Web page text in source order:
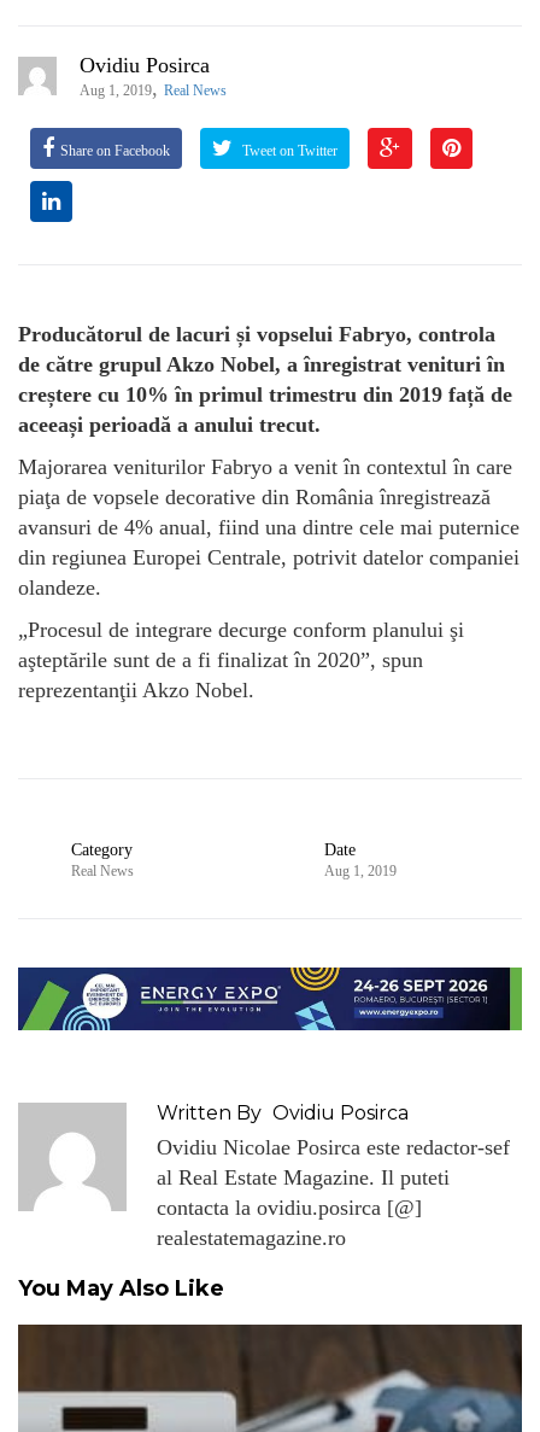
Ovidiu Posirca
Aug 1, 2019, Real News
Share on Facebook Tweet on Twitter
Producătorul de lacuri și vopselui Fabryo, controla
de către grupul Akzo Nobel, a înregistrat venituri în
creștere cu 10% în primul trimestru din 2019 față de
aceeași perioadă a anului trecut.
Majorarea veniturilor Fabryo a venit în contextul în care
piaţa de vopsele decorative din România înregistrează
avansuri de 4% anual, fiind una dintre cele mai puternice
din regiunea Europei Centrale, potrivit datelor companiei
olandeze.
„Procesul de integrare decurge conform planului şi
aşteptările sunt de a fi finalizat în 2020”, spun
reprezentanţii Akzo Nobel.
Category
Real News
Date
Aug 1, 2019
Written By Ovidiu Posirca
Ovidiu Nicolae Posirca este redactor-sef
al Real Estate Magazine. Il puteti
contacta la ovidiu.posirca [@]
realestatemagazine.ro
You May Also Like